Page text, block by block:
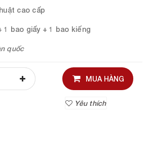
cao cấp
1 bao giấy + 1 bao kiếng
quốc
MUA HÀNG
Yêu thích